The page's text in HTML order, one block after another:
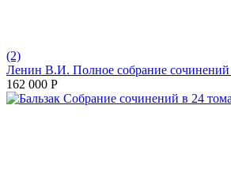
(2)
Ленин В.И. Полное собрание сочинений
162 000 Р